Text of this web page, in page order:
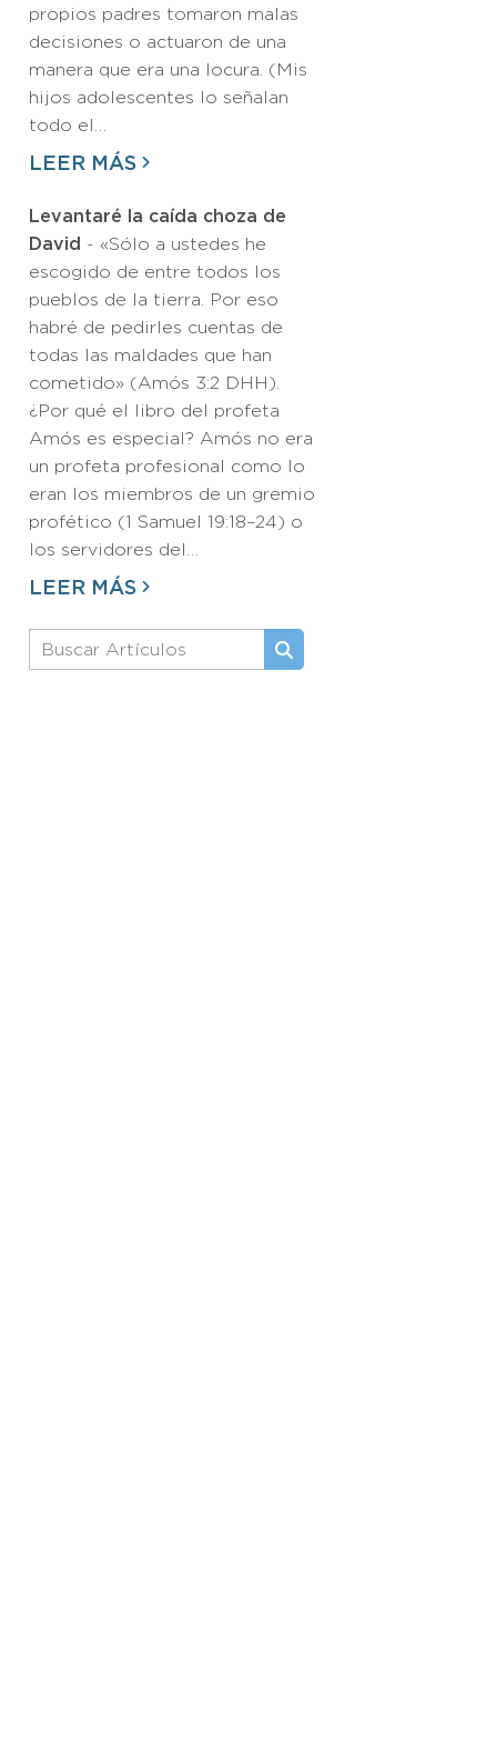
propios padres tomaron malas
decisiones o actuaron de una
manera que era una locura. (Mis
hijos adolescentes lo señalan
todo el…
LEER MÁS
Levantaré la caída choza de
David - «Sólo a ustedes he
escogido de entre todos los
pueblos de la tierra. Por eso
habré de pedirles cuentas de
todas las maldades que han
cometido» (Amós 3:2 DHH).
¿Por qué el libro del profeta
Amós es especial? Amós no era
un profeta profesional como lo
eran los miembros de un gremio
profético (1 Samuel 19:18–24) o
los servidores del…
LEER MÁS